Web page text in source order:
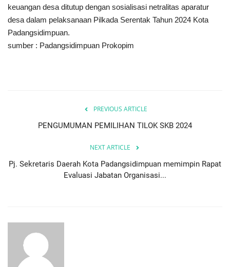
keuangan desa ditutup dengan sosialisasi netralitas aparatur
desa dalam pelaksanaan Pilkada Serentak Tahun 2024 Kota
Padangsidimpuan.
sumber : Padangsidimpuan Prokopim
PREVIOUS ARTICLE
PENGUMUMAN PEMILIHAN TILOK SKB 2024
NEXT ARTICLE
Pj. Sekretaris Daerah Kota Padangsidimpuan memimpin Rapat
Evaluasi Jabatan Organisasi...